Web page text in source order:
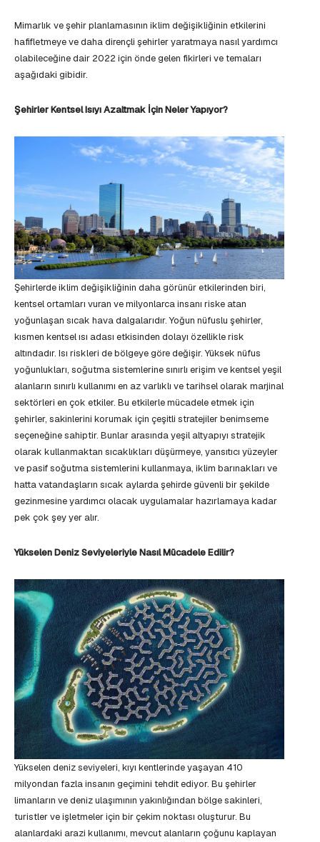
Mimarlık ve şehir planlamasının iklim değişikliğinin etkilerini
hafifletmeye ve daha dirençli şehirler yaratmaya nasıl yardımcı
olabileceğine dair 2022 için önde gelen fikirleri ve temaları
aşağıdaki gibidir.
Şehirler Kentsel Isıyı Azaltmak İçin Neler Yapıyor?
Şehirlerde iklim değişikliğinin daha görünür etkilerinden biri,
kentsel ortamları vuran ve milyonlarca insanı riske atan
yoğunlaşan sıcak hava dalgalarıdır. Yoğun nüfuslu şehirler,
kısmen kentsel ısı adası etkisinden dolayı özellikle risk
altındadır. Isı riskleri de bölgeye göre değişir. Yüksek nüfus
yoğunlukları, soğutma sistemlerine sınırlı erişim ve kentsel yeşil
alanların sınırlı kullanımı en az varlıklı ve tarihsel olarak marjinal
sektörleri en çok etkiler. Bu etkilerle mücadele etmek için
şehirler, sakinlerini korumak için çeşitli stratejiler benimseme
seçeneğine sahiptir. Bunlar arasında yeşil altyapıyı stratejik
olarak kullanmaktan sıcaklıkları düşürmeye, yansıtıcı yüzeyler
ve pasif soğutma sistemlerini kullanmaya, iklim barınakları ve
hatta vatandaşların sıcak aylarda şehirde güvenli bir şekilde
gezinmesine yardımcı olacak uygulamalar hazırlamaya kadar
pek çok şey yer alır.
Yükselen Deniz Seviyeleriyle Nasıl Mücadele Edilir?
Yükselen deniz seviyeleri, kıyı kentlerinde yaşayan 410
milyondan fazla insanın geçimini tehdit ediyor. Bu şehirler
limanların ve deniz ulaşımının yakınlığından bölge sakinleri,
turistler ve işletmeler için bir çekim noktası oluşturur. Bu
alanlardaki arazi kullanımı, mevcut alanların çoğunu kaplayan